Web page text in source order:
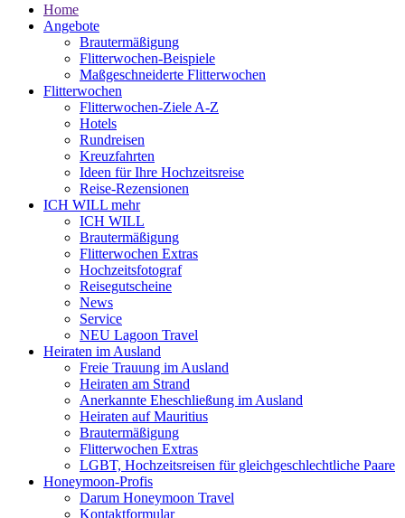
Home
Angebote
Brautermäßigung
Flitterwochen-Beispiele
Maßgeschneiderte Flitterwochen
Flitterwochen
Flitterwochen-Ziele A-Z
Hotels
Rundreisen
Kreuzfahrten
Ideen für Ihre Hochzeitsreise
Reise-Rezensionen
ICH WILL mehr
ICH WILL
Brautermäßigung
Flitterwochen Extras
Hochzeitsfotograf
Reisegutscheine
News
Service
NEU Lagoon Travel
Heiraten im Ausland
Freie Trauung im Ausland
Heiraten am Strand
Anerkannte Eheschließung im Ausland
Heiraten auf Mauritius
Brautermäßigung
Flitterwochen Extras
LGBT, Hochzeitsreisen für gleichgeschlechtliche Paare
Honeymoon-Profis
Darum Honeymoon Travel
Kontaktformular